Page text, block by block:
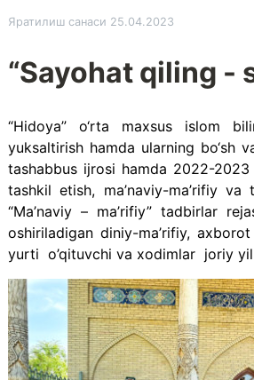
Яратилиш санаси 25.04.2023
“Sayohat qiling -
“Hidoya” o‘rta maxsus islom
yuksaltirish hamda ularning bo‘sh
tashabbus ijrosi hamda 2022-2023
tashkil etish, ma’naviy-ma’rifiy
“Ma’naviy – ma’rifiy” tadbirlar
oshiriladigan diniy-ma’rifiy,
yurti o’qituvchi va xodimlar joriy